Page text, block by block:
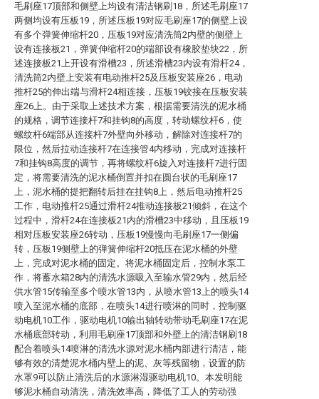
毛刷座17顶部和侧壁上均设有清洁钢刷18，所述毛刷座17
两侧均设有压板19，所述压板19对应毛刷座17的侧壁上设
有多个弹簧伸缩杆20，压板19对应清洗筒2内壁的侧壁上
设有连接板21，弹簧伸缩杆20的端部设有橡胶垫块22，所
述连接板21上开设有滑槽23，所述滑槽23内设有滑杆24，
清洗筒2内壁上安装有电动推杆25及压板安装座26，电动
推杆25的伸出端与滑杆24相连接，压板19铰接在压板安装
座26上。由于采取上述技术方案，根据需要清洗的泥水桶
的规格，调节连接杆7和挂钩8的高度，转动螺纹杆6，使
螺纹杆6端部从连接杆7外壁向外移动，解除对连接杆7的
限位，然后拉动连接杆7在连接管4内移动，完成对连接杆
7和挂钩8高度的调节，再将螺纹杆6旋入对连接杆7进行固
定，将需要清洗的泥水桶倒置并扣在圆台状的毛刷座17
上，泥水桶的提把翻转后挂在挂钩8上，然后电动推杆25
工作，电动推杆25通过滑杆24推动连接板21倾斜，在这个
过程中，滑杆24在连接板21内的滑槽23中移动，且压板19
相对压板安装座26转动，压板19慢慢向毛刷座17一侧偏
转，压板19侧壁上的弹簧伸缩杆20抵压在泥水桶的外壁
上，完成对泥水桶的固定。将泥水桶固定后，控制水泵工
作，将蓄水箱28内的清洗水源吸入至输水管29内，然后经
供水管15传输至多个喷水管13内，从喷水管13上的喷头14
喷入至泥水桶的底部，在喷头14进行喷淋的同时，控制驱
动电机10工作，驱动电机10输出轴转动带动毛刷座17在泥
水桶底部转动，利用毛刷座17顶部和外壁上的清洁钢刷18
配合着喷头14喷淋的清洗水源对泥水桶内部进行清洁，能
够有效的清楚泥水桶内壁上的泥、灰等残留物，设置的防
水罩9可以防止清洗后的水源淋湿驱动电机10。本发明能
够泥水桶自动清洗，清洗效率高，降低了工人的劳动强